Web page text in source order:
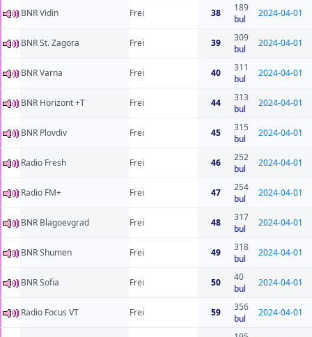
BNR Vidin Frei 38
189
bul
2024-04-01
BNR St. Zagora Frei 39
309
bul
2024-04-01
BNR Varna Frei 40
311
bul
2024-04-01
BNR Horizont +T Frei 44
313
bul
2024-04-01
BNR Plovdiv Frei 45
315
bul
2024-04-01
Radio Fresh Frei 46
252
bul
2024-04-01
Radio FM+ Frei 47
254
bul
2024-04-01
BNR Blagoevgrad Frei 48
317
bul
2024-04-01
BNR Shumen Frei 49
318
bul
2024-04-01
BNR Sofia Frei 50
40
bul
2024-04-01
Radio Focus VT Frei 59
356
bul
2024-04-01